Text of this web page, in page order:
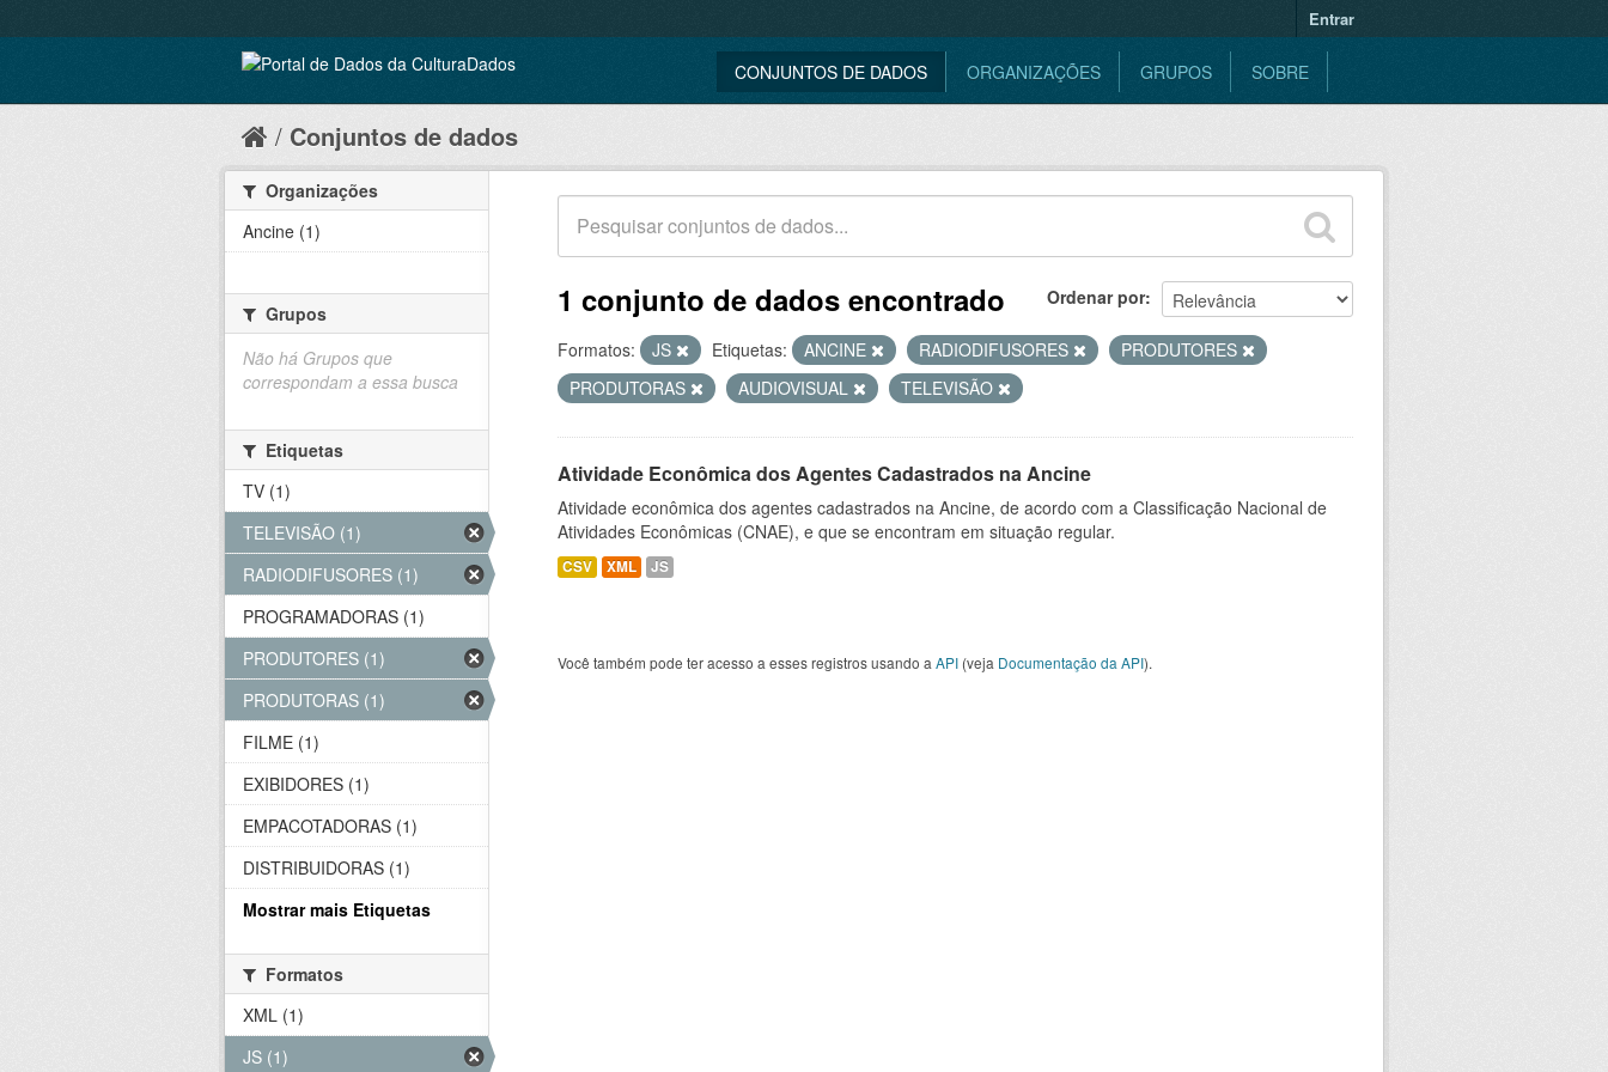
Entrar
CONJUNTOS DE DADOS ORGANIZAÇÕES GRUPOS SOBRE
Conjuntos de dados
Ordenar por
1 conjunto de dados encontrado
Formatos: JS Etiquetas: ANCINE RADIODIFUSORES
PRODUTORES
PRODUTORAS
AUDIOVISUAL TELEVISÃO
Atividade Econômica dos Agentes Cadastrados na Ancine
Atividade econômica dos agentes cadastrados na Ancine, de acordo com a Classificação Nacional de
Atividades Econômicas (CNAE), e que se encontram em situação regular.
CSV XML JS
Você também pode ter acesso a esses registros usando a API (veja Documentação da API).
Organizações
Ancine (1)
Grupos
Não há Grupos que
correspondam a essa busca
Etiquetas
TV (1)
TELEVISÃO (1)
RADIODIFUSORES (1)
PROGRAMADORAS (1)
PRODUTORES (1)
PRODUTORAS (1)
FILME (1)
EXIBIDORES (1)
EMPACOTADORAS (1)
DISTRIBUIDORAS (1)
Mostrar mais Etiquetas
Formatos
XML (1)
JS (1)